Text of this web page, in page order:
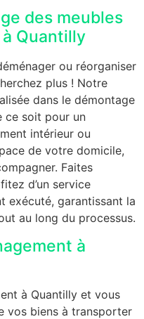
des meubles
Quantilly
ou réorganiser
plus ! Notre
dans le démontage
ce soit pour un
intérieur ou
de votre domicile,
Faites
d’un service
exécuté, garantissant la
au long du processus.
à
à Quantilly et vous
vos biens à transporter